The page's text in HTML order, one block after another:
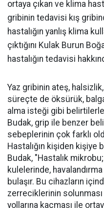
ortaya çıkan ve klima
gribinin tedavisi kış
hastalığın yanlış klima
çıktığını Kulak Burun
hastalığın tedavisi
Yaz gribinin ateş,
süreçte de öksürük,
alma isteği gibi belirtilerle
Budak, grip ile benzer
sebeplerinin çok farklı
Hastalığın kişiden kişiye
Budak, "Hastalık
kulelerinde,
bulaşır. Bu cihazların
zerreciklerinin
yollarına kaçması ile